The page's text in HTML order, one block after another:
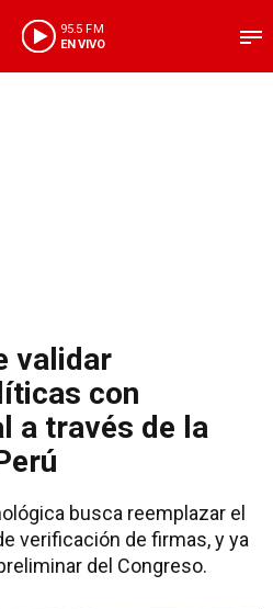
95.5 FM
EN VIVO
validar
con
a través de la
busca reemplazar el
verificación de firmas, y ya
del Congreso.